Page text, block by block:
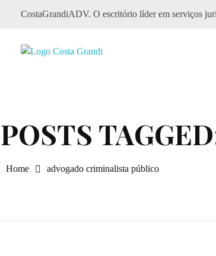
CostaGrandiADV. O escritório líder em serviços
Home advogado criminalista público
POSTS